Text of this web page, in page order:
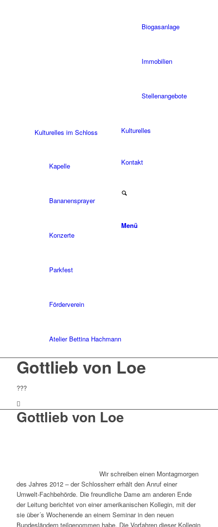
Biogasanlage
Immobilien
Stellenangebote
Kulturelles
Kulturelles im Schloss
Kapelle
Bananensprayer
Konzerte
Parkfest
Förderverein
Atelier Bettina Hachmann
Kontakt
Menü
Gottlieb von Loe
???
Gottlieb von Loe
Wir schreiben einen Montagmorgen
des Jahres 2012 – der Schlossherr erhält den Anruf einer
Umwelt-Fachbehörde. Die freundliche Dame am anderen Ende
der Leitung berichtet von einer amerikanischen Kollegin, mit der
sie über´s Wochenende an einem Seminar in den neuen
Bundesländern teilgenommen habe. Die Vorfahren dieser Kollegin